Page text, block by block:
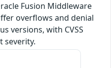
Fusion Middleware
overflows and denial
versions, with CVSS
severity.